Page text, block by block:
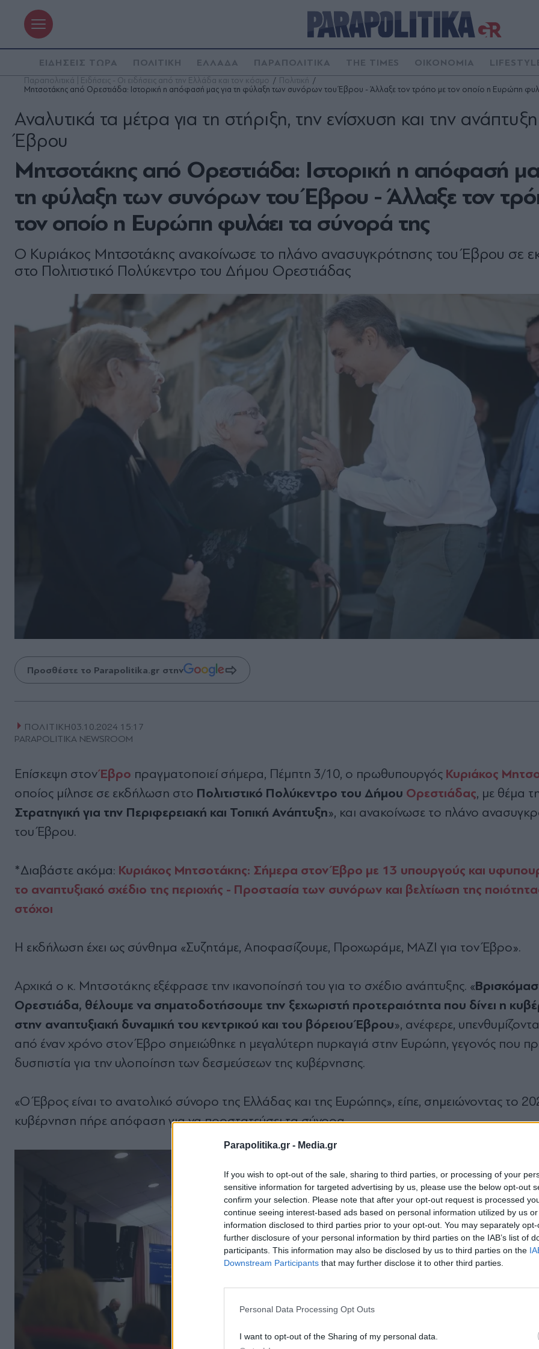
Parapolitika.gr - Media.gr
If you wish to opt-out of the sale, sharing to third parties, or processing of your
sensitive information for targeted advertising by us, please use the below opt-out
confirm your selection. Please note that after your opt-out request is processed
continue seeing interest-based ads based on personal information utilized by us
information disclosed to third parties prior to your opt-out. You may separately
further disclosure of your personal information by third parties on the IAB’s list of
participants. This information may also be disclosed by us to third parties on the
Downstream Participants that may further disclose it to other third parties.
Personal Data Processing Opt Outs
I want to opt-out of the Sharing of my personal data.
ΕΙΔΗΣΕΙΣ ΤΩΡΑ ΠΟΛΙΤΙΚΗ ΕΛΛΑΔΑ ΠΑΡΑΠΟΛΙΤΙΚΑ THE TIMES ΟΙΚΟΝΟΜΙΑ
Παραπολιτικά | Ειδήσεις - Οι ειδήσεις από την Ελλάδα και τον κόσμο
Πολιτική
Μητσοτάκης από Ορεστιάδα: Ιστορική η απόφασή μας για τη φύλαξη των συνόρων του Έβρου - Άλλαξε τον τρόπο με τον οποίο η Ευρώπη
Μητσοτάκης από Ορεστιάδα: Ιστορική η απόφασή
τη φύλαξη των συνόρων του Έβρου - Άλλαξε τον
τον οποίο η Ευρώπη φυλάει τα σύνορά της
Αναλυτικά τα μέτρα για τη στήριξη, την ενίσχυση και την
Έβρου
Ο Κυριάκος Μητσοτάκης ανακοίνωσε το πλάνο ανασυγκρότησης του Έβρου σε
στο Πολιτιστικό Πολύκεντρο του Δήμου Ορεστιάδας
Προσθέστε το Parapolitika.gr στην
ΠΟΛΙΤΙΚΗ03.10.2024 15:17
PARAPOLITIKA NEWSROOM
Επίσκεψη στονΈβρο πραγματοποιεί σήμερα, Πέμπτη 3/10, ο πρωθυπουργός Κυριάκος
οποίος μίλησε σε εκδήλωση στο Πολιτιστικό Πολύκεντρο του Δήμου Ορεστιάδας, με θέμα
Στρατηγική για την Περιφερειακή και Τοπική Ανάπτυξη», και ανακοίνωσε το πλάνο
του Έβρου.
*Διαβάστε ακόμα: Κυριάκος Μητσοτάκης: Σήμερα στον Έβρο με 13 υπουργούς και
το αναπτυξιακό σχέδιο της περιοχής - Προστασία των συνόρων και βελτίωση της
στόχοι
Η εκδήλωση έχει ως σύνθημα «Συζητάμε, Αποφασίζουμε, Προχωράμε, ΜΑΖΙ για τον Έβρο».
Αρχικά ο κ. Μητσοτάκης εξέφρασε την ικανοποίησή του για το σχέδιο ανάπτυξης. «
Ορεστιάδα, θέλουμε να σηματοδοτήσουμε την ξεχωριστή προτεραιότητα που δίνει η
στην αναπτυξιακή δυναμική του κεντρικού και του βόρειου Έβρου», ανέφερε,
από έναν χρόνο στον Έβρο σημειώθηκε η μεγαλύτερη πυρκαγιά στην Ευρώπη, γεγονός που
δυσπιστία για την υλοποίηση των δεσμεύσεων της κυβέρνησης.
«Ο Έβρος είναι το ανατολικό σύνορο της Ελλάδας και της Ευρώπης», είπε, σημειώνοντας το
κυβέρνηση πήρε απόφαση για να προστατεύσει τα σύνορα.
newsletter